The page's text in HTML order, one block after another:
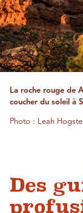
La roche rouge de
coucher du soleil à
Photo : Leah
Des